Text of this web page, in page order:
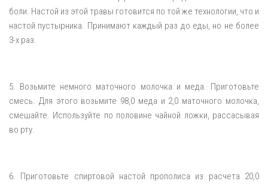
боли. Настой из этой травы готовится по той же технологии, что и
настой пустырника. Принимают каждый раз до еды, но не более
3-х раз.
5. Возьмите немного маточного молочка и меда. Приготовьте
смесь. Для этого возьмите 98,0 меда и 2,0 маточного молочка,
смешайте. Используйте по половине чайной ложки, рассасывая
во рту.
6. Приготовьте спиртовой настой прополиса из расчета 20,0